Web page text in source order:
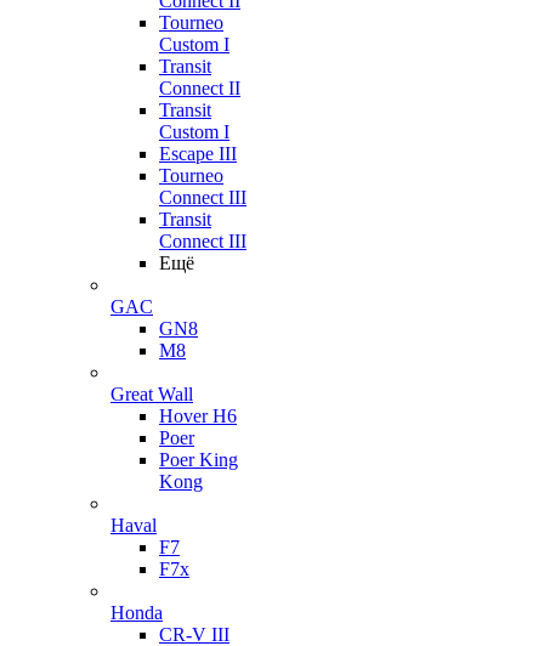
Tourneo
Custom I
Transit
Connect II
Transit
Custom I
Escape III
Tourneo
Connect III
Transit
Connect III
Ещё
GAC
GN8
M8
Great Wall
Hover H6
Poer
Poer King
Kong
Haval
F7
F7x
Honda
CR-V III